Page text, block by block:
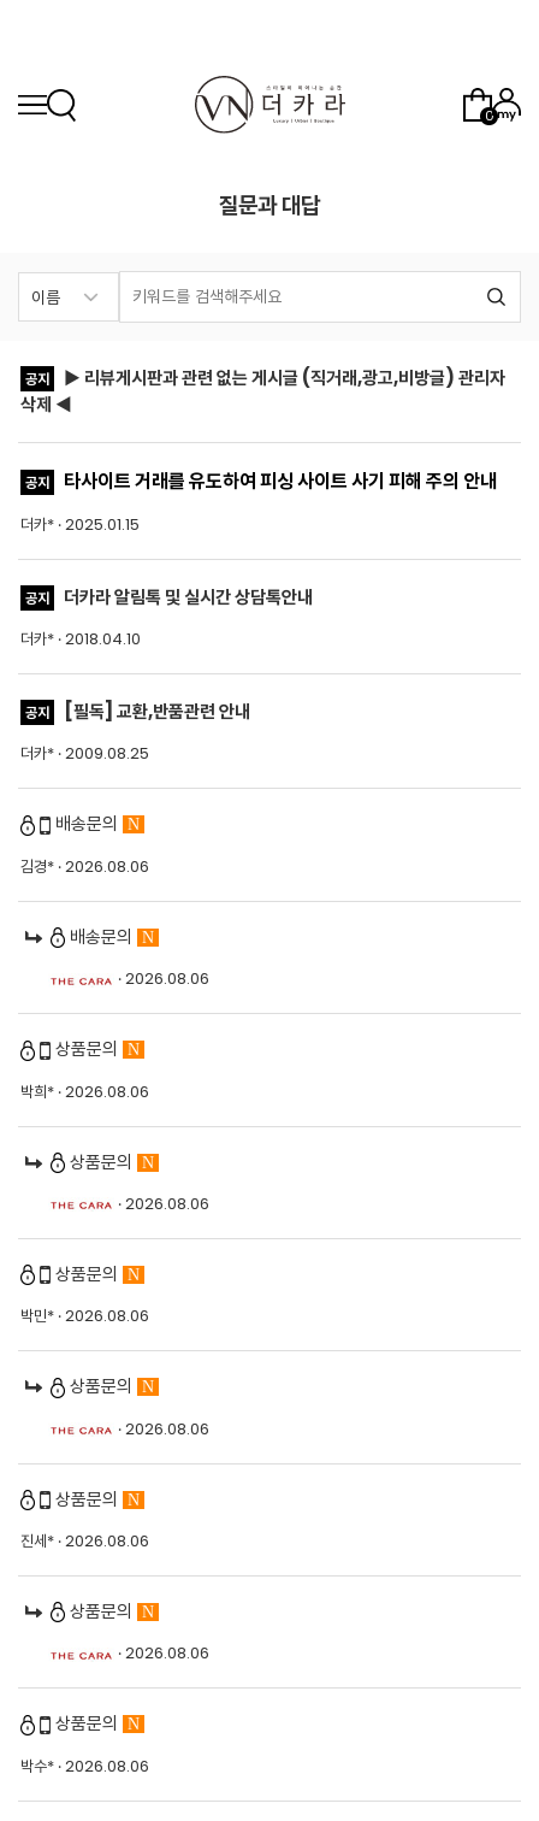
0
질문과 대답
공지
▶ 리뷰게시판과 관련 없는 게시글 (직거래,광고,비방글) 관리자
삭제 ◀
공지 타사이트 거래를 유도하여 피싱 사이트 사기 피해 주의 안내
더카* · 2025.01.15
공지 더카라 알림톡 및 실시간 상담톡안내
더카* · 2018.04.10
공지 [필독] 교환,반품관련 안내
더카* · 2009.08.25
배송문의 N
김경* · 2026.08.06
배송문의 N
· 2026.08.06
상품문의 N
박희* · 2026.08.06
상품문의 N
· 2026.08.06
상품문의 N
박민* · 2026.08.06
상품문의 N
· 2026.08.06
상품문의 N
진세* · 2026.08.06
상품문의 N
· 2026.08.06
상품문의 N
박수* · 2026.08.06